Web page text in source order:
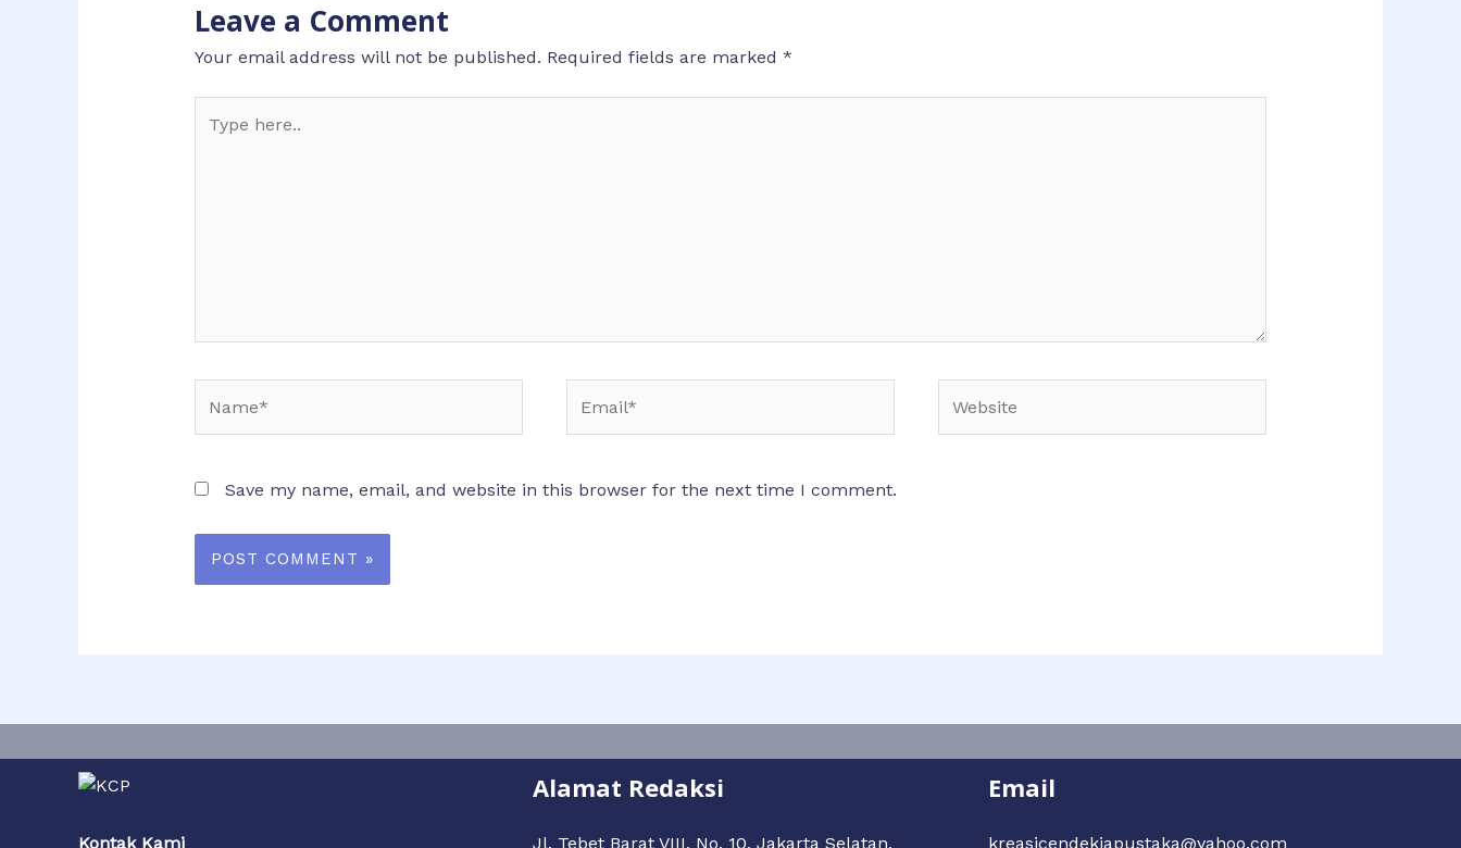
Leave a Comment
Your email address will not be published. Required fields are marked *
Save my name, email, and website in this browser for the next time I comment.
Kontak Kami
Alamat Redaksi
Jl. Tebet Barat VIII, No. 10, Jakarta Selatan,
Email
kreasicendekiapustaka@yahoo.com